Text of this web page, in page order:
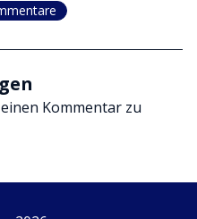
Kommentar zu